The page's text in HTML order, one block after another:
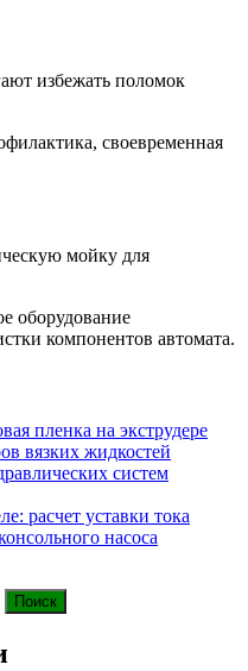
избежать поломок
своевременная
мойку для
оборудование
компонентов автомата.
пленка на экструдере
вязких жидкостей
систем
расчет уставки тока
насоса
Поиск